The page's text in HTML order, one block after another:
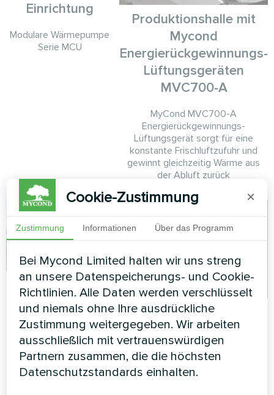
Einrichtung
Modulare Wärmepumpe
Serie MCU
Produktionshalle mit
Mycond
Energierückgewinnungs-
Lüftungsgeräten
MVC700-A
MyCond MVC700-A
Energierückgewinnungs-
Lüftungsgerät sorgt für eine
konstante Frischluftzufuhr und
gewinnt gleichzeitig Wärme aus
der Abluft zurück
Kommerzielle
Einrichtung
Modulare Wärmepumpe
Serie MCU
Villa mit Mycond Split
Wärmepumpen BeeHeat
MHS-N14BH/MHS-
U14BH
Cookie-Zustimmung ×
Zustimmung Informationen Über das Programm
Bei Mycond Limited halten wir uns streng
an unsere Datenspeicherungs- und Cookie-
Richtlinien. Alle Daten werden verschlüsselt
und niemals ohne Ihre ausdrückliche
Zustimmung weitergegeben. Wir arbeiten
ausschließlich mit vertrauenswürdigen
Partnern zusammen, die die höchsten
Datenschutzstandards einhalten.